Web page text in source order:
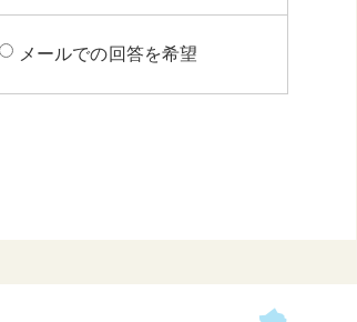
メールでの回答を希望